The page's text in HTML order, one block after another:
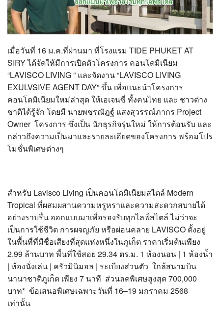
เมื่อวันที่ 16 ม.ค.ที่ผ่านมา ที่โรงแรม TIDE PHUKET AT
SIRY ได้จัดให้มีการเปิดตัวโครงการ คอนโดมิเนียม
“LAVISCO LIVING ” และจัดงาน “LAVISCO LIVING
EXULVSIVE AGENT DAY” ขึ้น เพื่อแนะนำโครงการ
คอนโดมิเนียมใหม่ล่าสุด ให้เอเจนซี่ ทั้งคนไทย และ ชาวต่าง
ชาติได้รู้จัก โดยมี นายพชรณัฎฐ์ แสงสุวรรณ์ภากร Project
Owner โครงการ ซึ่งเป็น นักธุรกิจรุ่นใหม่ ให้การต้อนรับ และ
กล่าวถึงความเป็นมาและรายละเอียดของโครงการ พร้อมโปร
โมชั่นพิเศษต่างๆ
สำหรับ Lavisco Living เป็นคอนโดมิเนียมสไตล์ Modern
Tropical ที่ผสมผสานความหรูหราและความสะดวกสบายได้
อย่างราบรื่น ออกแบบมาเพื่อรองรับทุกไลฟ์สไตล์ ไม่ว่าจะ
เป็นการใช้ชีวิต การผจญภัย หรือผ่อนคลาย LAVISCO ตั้งอยู่
ในพื้นที่ที่มีชื่อเสียงที่สุดแห่งหนึ่งในภูเก็ต ราคาเริ่มต้นเพียง
2.99 ล้านบาท พื้นที่ใช้สอย 29.34 ตร.ม. 1 ห้องนอน | 1 ห้องน้ำ
| ห้องนั่งเล่น | ครัวมินิมอล | ระเบียงส่วนตัว ใกล้สนามบิน
นานาชาติภูเก็ต เพียง 7 นาที ส่วนลดพิเศษสูงสุด 700,000
บาท* ข้อเสนอพิเศษเฉพาะวันที่ 16–19 มกราคม 2568
เท่านั้น